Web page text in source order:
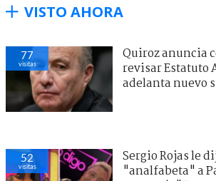
VISTO AHORA
77
visitas
Quiroz anuncia
revisar
adelanta nuevo
52
visitas
Sergio Rojas le
"analfabeta" a